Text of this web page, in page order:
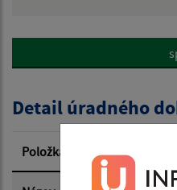
Popis:
Dátum zverejnenia od:
Dátum zverejnenia do:
Detail úradného
Položka Informácia